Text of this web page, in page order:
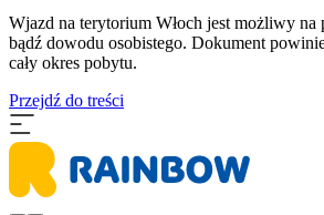
Wjazd na terytorium Włoch jest możliwy na
bądź dowodu osobistego. Dokument
cały okres pobytu.
Przejdź do treści